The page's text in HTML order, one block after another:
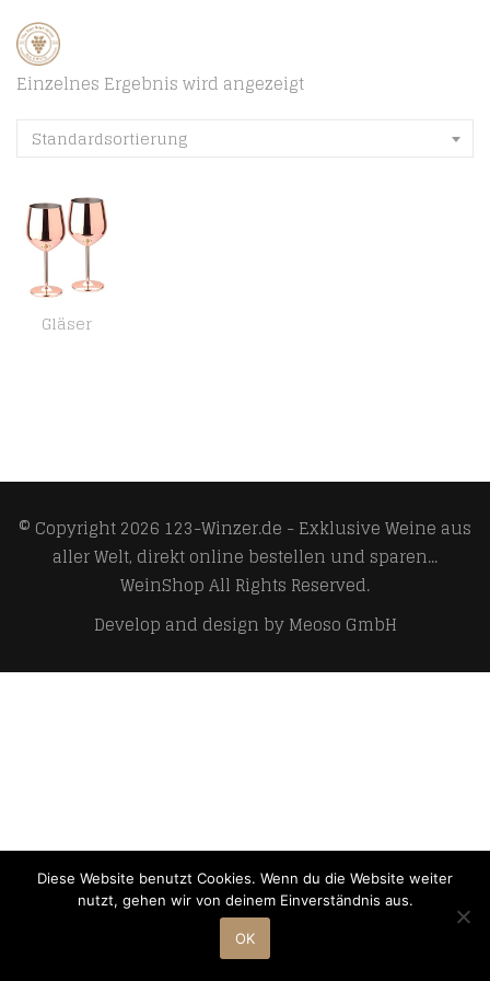
Einzelnes Ergebnis wird angezeigt
Standardsortierung
Gläser
© Copyright 2026 123-Winzer.de - Exklusive Weine aus
aller Welt, direkt online bestellen und sparen...
WeinShopAll Rights Reserved.
Develop and design byMeoso GmbH
Diese Website benutzt Cookies. Wenn du die Website weiter
nutzt, gehen wir von deinem Einverständnis aus.
OK